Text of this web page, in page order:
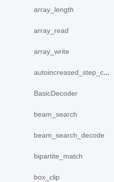
array_length
array_read
array_write
autoincreased_step_counter
BasicDecoder
beam_search
beam_search_decode
bipartite_match
box_clip